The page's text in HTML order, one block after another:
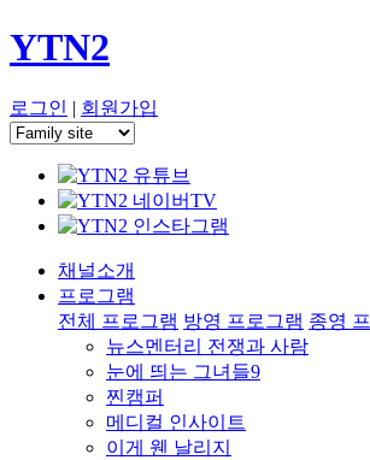
YTN2
로그인 | 회원가입
채널소개
프로그램
전체 프로그램 방영 프로그램 종영
뉴스멘터리 전쟁과 사람
눈에 띄는 그녀들9
찐캠퍼
메디컬 인사이트
이게 웬 날리지